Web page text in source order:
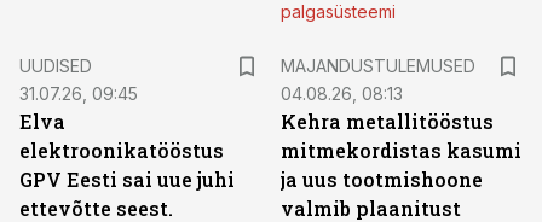
palgasüsteemi
UUDISED
31.07.26, 09:45
Elva
elektroonikatööstus
GPV Eesti sai uue juhi
ettevõtte seest.
MAJANDUSTULEMUSED
04.08.26, 08:13
Kehra metallitööstus
mitmekordistas kasumi
ja uus tootmishoone
valmib plaanitust